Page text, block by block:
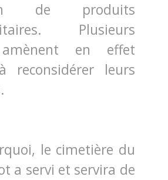
de produits
Plusieurs
en effet
reconsidérer leurs
le cimetière du
a servi et servira de